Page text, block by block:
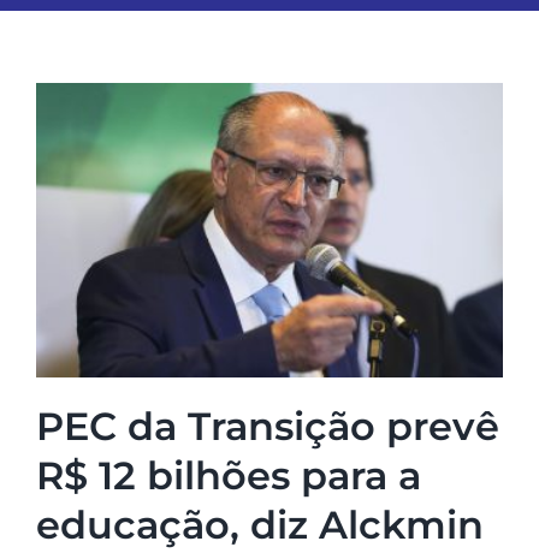
Classificados
ASSINE
FALE CONOSCO
EDIÇÕES EM PDF
PEC da Transição prevê
R$ 12 bilhões para a
educação, diz Alckmin